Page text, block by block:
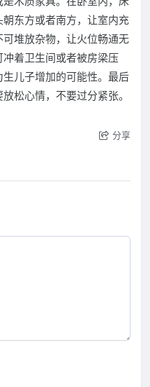
东方或者南方，让室内充
堆放杂物，让火位畅通无
着卫生间或者被房梁压
儿子增加的可能性。最后
松心情，不要过分紧张。
分享